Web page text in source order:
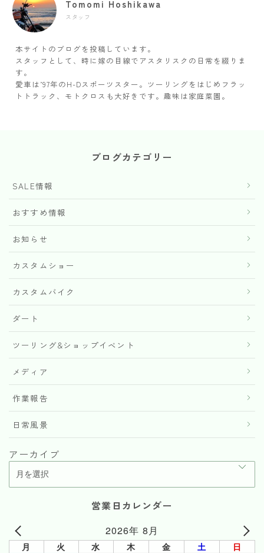
Tomomi Hoshikawa
スタッフ
本サイトのブログを投稿しています。
スタッフとして、時に嫁の目線でアスタリスクの日常を綴りま
す。
愛車は’97年のH-Dスポーツスター。ツーリングをはじめフラッ
トトラック、モトクロスも大好きです。趣味は家庭菜園。
ブログカテゴリー
SALE情報
おすすめ情報
お知らせ
カスタムショー
カスタムバイク
ダート
ツーリング&ショップイベント
メディア
作業報告
日常風景
アーカイブ
営業日カレンダー
2026年 8月
月 火 水 木 金 土 日